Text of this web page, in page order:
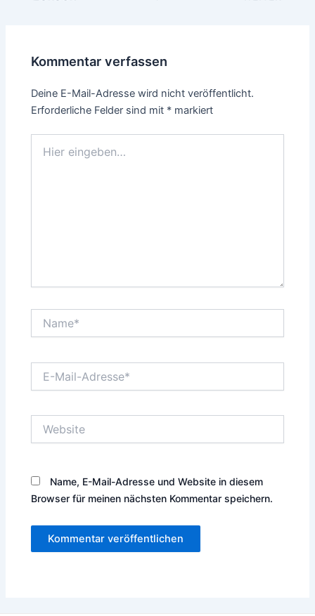
Kommentar verfassen
Deine E-Mail-Adresse wird nicht veröffentlicht.
Erforderliche Felder sind mit * markiert
eingeben…
Mail-
Name, E-Mail-Adresse und Website in diesem
Browser für meinen nächsten Kommentar speichern.